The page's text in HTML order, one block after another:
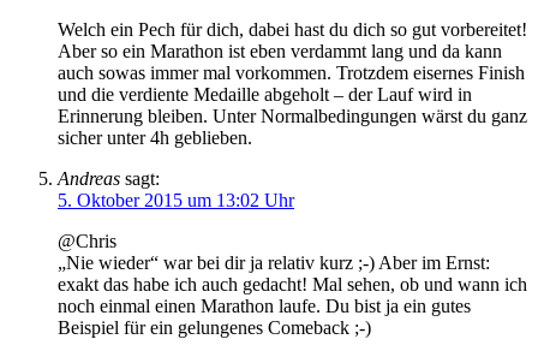
Welch ein Pech für dich, dabei hast du dich so gut vorbereitet!
Aber so ein Marathon ist eben verdammt lang und da kann
auch sowas immer mal vorkommen. Trotzdem eisernes Finish
und die verdiente Medaille abgeholt – der Lauf wird in
Erinnerung bleiben. Unter Normalbedingungen wärst du ganz
sicher unter 4h geblieben.
Andreas sagt:
5. Oktober 2015 um 13:02 Uhr
@Chris
„Nie wieder“ war bei dir ja relativ kurz ;-) Aber im Ernst:
exakt das habe ich auch gedacht! Mal sehen, ob und wann ich
noch einmal einen Marathon laufe. Du bist ja ein gutes
Beispiel für ein gelungenes Comeback ;-)